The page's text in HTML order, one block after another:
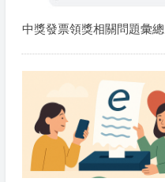
中獎發票領獎相關問題彙總